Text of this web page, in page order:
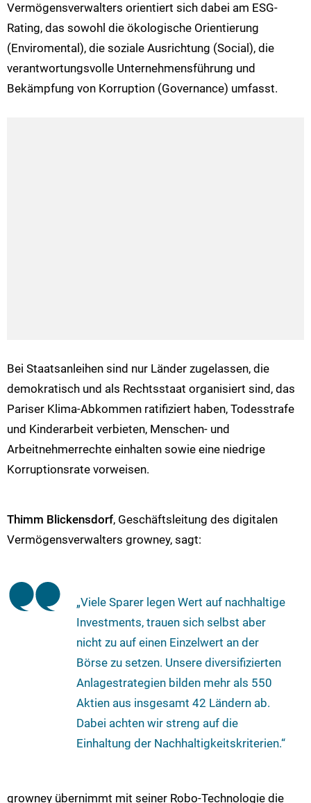
Vermögensverwalters orientiert sich dabei am ESG-
Rating, das sowohl die ökologische Orientierung
(Enviromental), die soziale Ausrichtung (Social), die
verantwortungsvolle Unternehmensführung und
Bekämpfung von Korruption (Governance) umfasst.
Bei Staatsanleihen sind nur Länder zugelassen, die
demokratisch und als Rechtsstaat organisiert sind, das
Pariser Klima-Abkommen ratifiziert haben, Todesstrafe
und Kinderarbeit verbieten, Menschen- und
Arbeitnehmerrechte einhalten sowie eine niedrige
Korruptionsrate vorweisen.
Thimm Blickensdorf, Geschäftsleitung des digitalen
Vermögensverwalters growney, sagt:
„Viele Sparer legen Wert auf nachhaltige
Investments, trauen sich selbst aber
nicht zu auf einen Einzelwert an der
Börse zu setzen. Unsere diversifizierten
Anlagestrategien bilden mehr als 550
Aktien aus insgesamt 42 Ländern ab.
Dabei achten wir streng auf die
Einhaltung der Nachhaltigkeitskriterien.“
growney übernimmt mit seiner Robo-Technologie die